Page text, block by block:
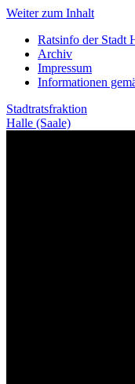
Weiter zum Inhalt
Ratsinfo der Stadt
Archiv
Impressum
Informationen
Stadtratsfraktion
Halle (Saale)